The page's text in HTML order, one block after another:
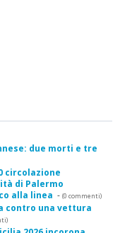
due morti e tre
circolazione
di Palermo
alla linea - (0 commenti)
contro una vettura